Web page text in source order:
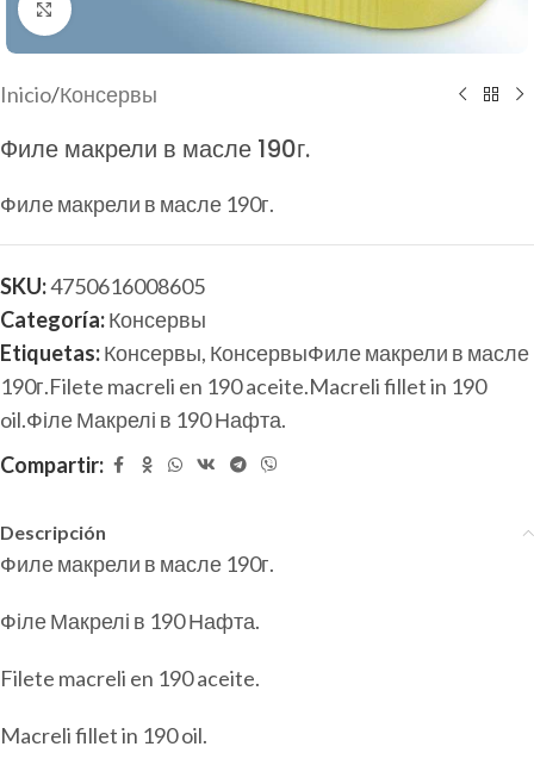
Haga clic para ampliar
Inicio/Консервы
Филе макрели в масле 190г.
Филе макрели в масле 190г.
SKU:4750616008605
Categoría:Консервы
Etiquetas:Консервы, КонсервыФиле макрели в масле
190г.Filete macreli en 190 aceite.Macreli fillet in 190
oil.Філе Макрелі в 190 Нафта.
Compartir:
Descripción
Филе макрели в масле 190г.
Філе Макрелі в 190 Нафта.
Filete macreli en 190 aceite.
Macreli fillet in 190 oil.